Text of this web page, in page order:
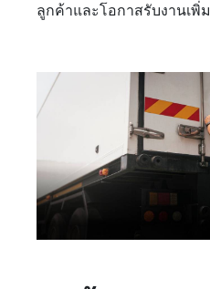
ลูกค้าและโอกาสรับงานเพิ่ม